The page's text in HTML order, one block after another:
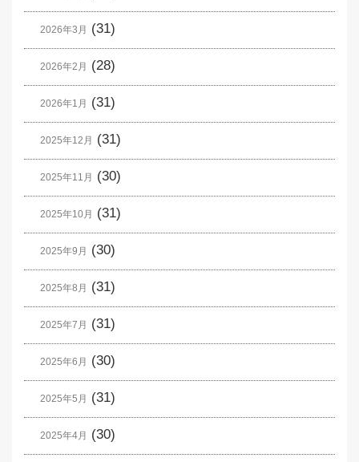
2026年3月 (31)
2026年2月 (28)
2026年1月 (31)
2025年12月 (31)
2025年11月 (30)
2025年10月 (31)
2025年9月 (30)
2025年8月 (31)
2025年7月 (31)
2025年6月 (30)
2025年5月 (31)
2025年4月 (30)